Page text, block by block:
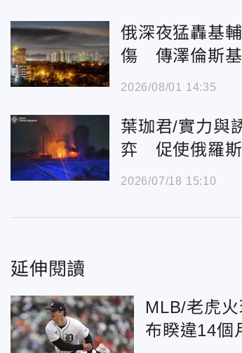
俄深夜猛轟基
傷 傳澤倫斯基
調開放星鏈助攻
2026/08/01 14:35
葉珈君/實力與
弈 促使俄羅斯
桌
2026/07/18 15:10
延伸閱讀
MLB/老虎
布睽違14個